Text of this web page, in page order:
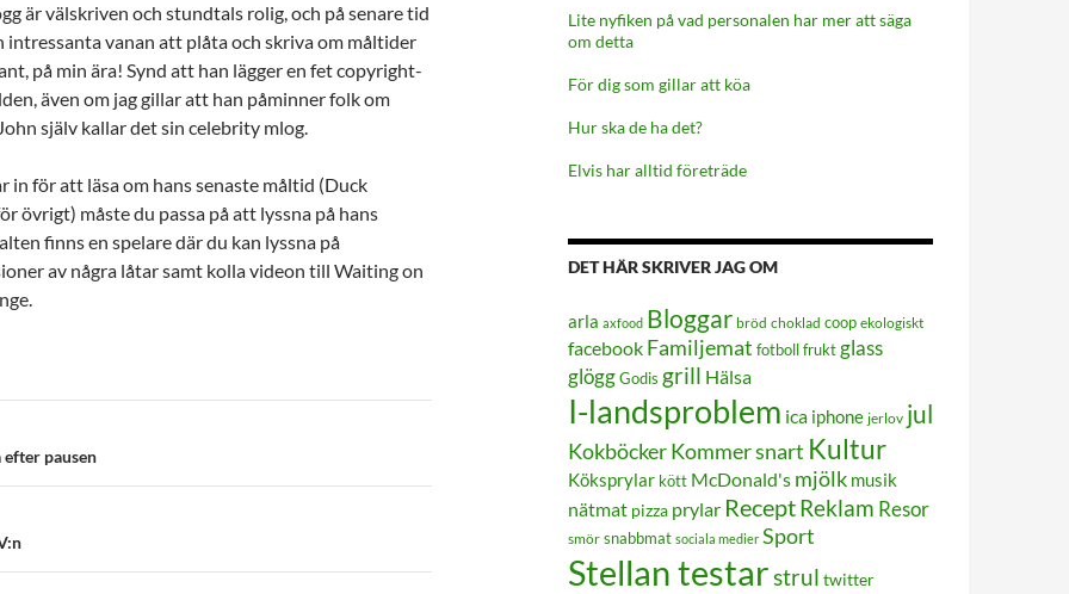
är välskriven och stundtals rolig, och på senare tid
intressanta vanan att plåta och skriva om måltider
på min ära! Synd att han lägger en fet copyright-
även om jag gillar att han påminner folk om
själv kallar det sin celebrity mlog.
in för att läsa om hans senaste måltid (Duck
övrigt) måste du passa på att lyssna på hans
finns en spelare där du kan lyssna på
av några låtar samt kolla videon till Waiting on
pausen
Lite nyfiken på vad personalen har mer att säga
om detta
För dig som gillar att köa
Hur ska de ha det?
Elvis har alltid företräde
DET HÄR SKRIVER JAG OM
arla axfood Bloggar bröd choklad coop ekologiskt
facebook Familjemat fotboll frukt glass
glöggGodis grill Hälsa
I-landsproblem ica iphone jerlov jul
KokböckerKommer snart Kultur
Köksprylar kött McDonald's mjölk musik
nätmat pizza prylar ReceptReklam Resor
smör snabbmat sociala medier Sport
Stellan testarstrul twitter